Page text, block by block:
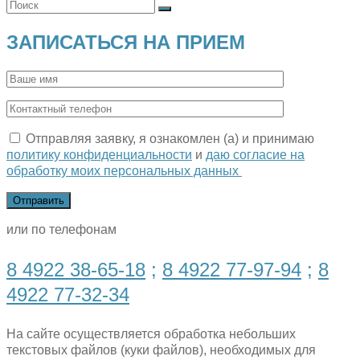
ЗАПИСАТЬСЯ НА ПРИЕМ
Отправляя заявку, я ознакомлен (а) и принимаю
политику конфиденциальности и даю согласие на
обработку моих персональных данных
или по телефонам
8 4922 38-65-18 ; 8 4922 77-97-94 ; 8
4922 77-32-34
На сайте осуществляется обработка небольших
текстовых файлов (куки файлов), необходимых для